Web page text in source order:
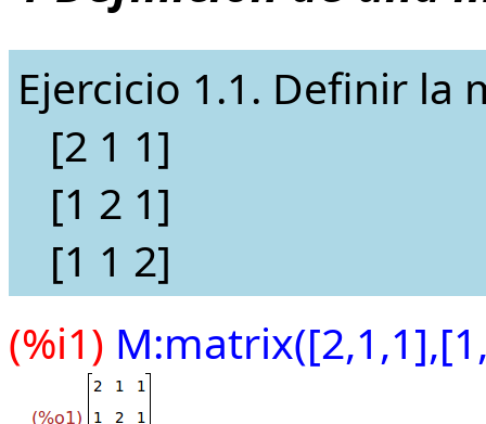
Ejercicio 1.1. Definir la
[2 1 1]
[1 2 1]
[1 1 2]
(%i1)